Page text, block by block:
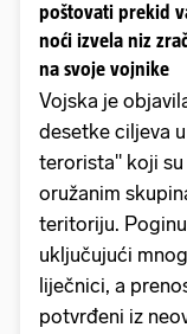
poštovati prekid
noći izvela niz
na svoje vojnike
Vojska je
desetke ciljeva
terorista" koji
oružanim
teritoriju.
uključujući
liječnici, a
potvrđeni iz